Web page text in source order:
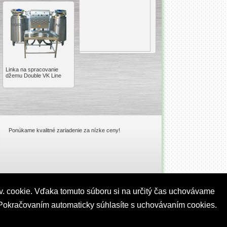
Linka na spracovanie
džemu Double VK Line
Ponúkame kvalitné zariadenie za nízke ceny!
Vďaka tomuto súboru si na určitý čas uchovávame
automaticky súhlasíte s uchovávaním cookies.